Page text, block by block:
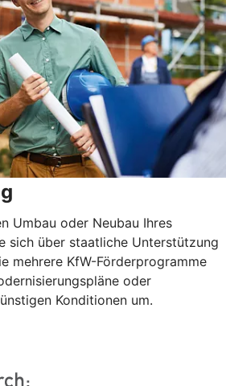
Umbau oder Neubau Ihres
sich über staatliche Unterstützung
mehrere KfW-Förderprogramme
oder
Konditionen um.